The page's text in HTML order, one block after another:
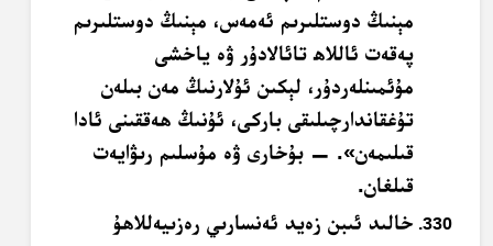
مېنىڭ دوستلىرىم ئەمەس، مېنىڭ دوستلىرىم
پەقەت ئاللاھ تائالادۇر ۋە ياخشى
مۇئمىنلەردۇر، لېكىن ئۇلارنىڭ مەن بىلەن
تۇغقاندارچىلىقى باركى، ئۇنىڭ ھەققىنى ئادا
قىلىمەن». — بۇخارى ۋە مۇسلىم رىۋايەت
قىلغان.
خالىد ئىبن زەيد ئەنسارىي رەزىيەللاھۇ